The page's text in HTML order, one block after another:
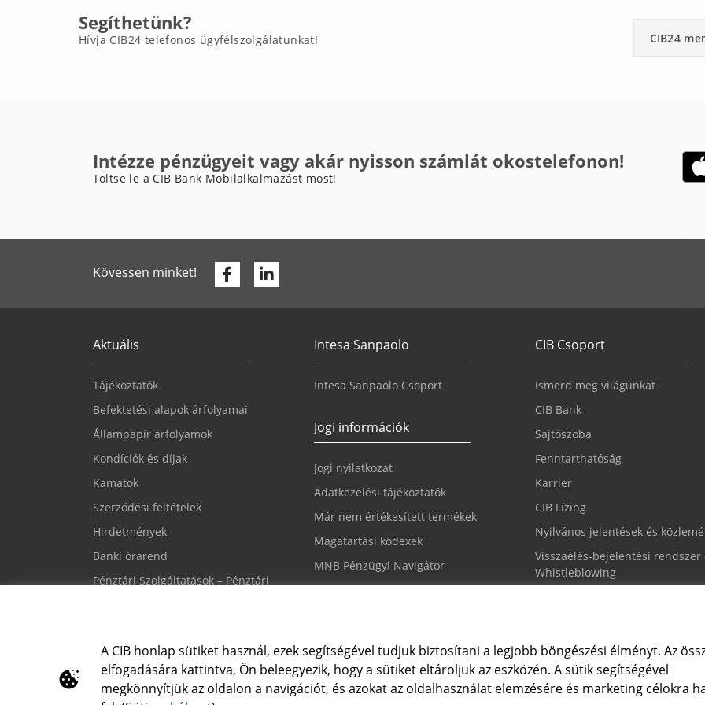
A CIB honlap sütiket használ, ezek segítségével tudjuk biztosítani a legjobb böngészési élményt. Az
elfogadására kattintva, Ön beleegyezik, hogy a sütiket eltároljuk az eszközén. A sütik segítségével
megkönnyítjük az oldalon a navigációt, és azokat az oldalhasználat elemzésére és marketing célokra
Segíthetünk?
Hívja CIB24 telefonos ügyfélszolgálatunkat! CIB24
Intézze pénzügyeit vagy akár nyisson számlát okostelefonon!
Töltse le a CIB Bank Mobilalkalmazást most!
Kövessen minket! FacebookLinkedin
Aktuális
Tájékoztatók
Befektetési alapok árfolyamai
Állampapír árfolyamok
Kondíciók és díjak
Kamatok
Szerződési feltételek
Hirdetmények
Banki órarend
Pénztári Szolgáltatások – Pénztári
Intesa Sanpaolo
Intesa Sanpaolo Csoport
Jogi információk
Jogi nyilatkozat
Adatkezelési tájékoztatók
Már nem értékesített termékek
Magatartási kódexek
MNB Pénzügyi Navigátor
Süti beállítások módosítása
CIB Csoport
Ismerd meg világunkat
CIB Bank
Sajtószoba
Fenntarthatóság
Karrier
CIB Lízing
Nyilvános jelentések és
Visszaélés-bejelentési rendszer
Whistleblowing
Írjon nekünk
cib@cib.hu
CIB24 ügyfélszolgálat
(+36 1) 4 242 242